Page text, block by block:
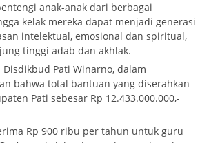
anak-anak dari berbagai
kelak mereka dapat menjadi generasi
intelektual, emosional dan spiritual,
tinggi adab dan akhlak.
Pati Winarno, dalam
bahwa total bantuan yang diserahkan
Pati sebesar Rp 12.433.000.000,-
Rp 900 ribu per tahun untuk guru